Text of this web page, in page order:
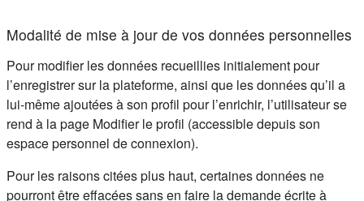
Modalité de mise à jour de vos données personnelles
Pour modifier les données recueillies initialement pour
l’enregistrer sur la plateforme, ainsi que les données qu’il a
lui-même ajoutées à son profil pour l’enrichir, l’utilisateur se
rend à la page Modifier le profil (accessible depuis son
espace personnel de connexion).
Pour les raisons citées plus haut, certaines données ne
pourront être effacées sans en faire la demande écrite à